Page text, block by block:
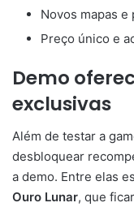
Novos mapas
Preço único e
Demo
exclusivas
Além de testar a
desbloquear
a demo. Entre elas
Ouro Lunar, que